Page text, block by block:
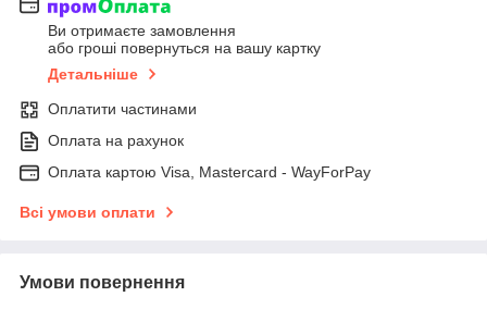
Ви отримаєте замовлення
або гроші повернуться на вашу картку
Детальніше
Оплатити частинами
Оплата на рахунок
Оплата картою Visa, Mastercard - WayForPay
Всі умови оплати
Умови повернення